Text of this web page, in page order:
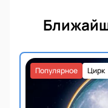
Цирк
Популярное